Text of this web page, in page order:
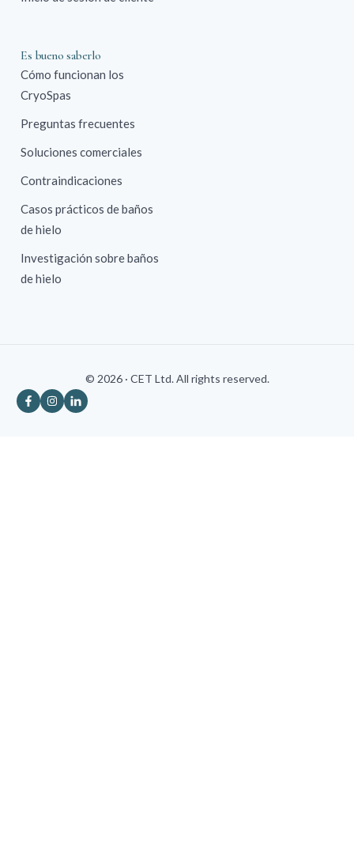
Es bueno saberlo
Cómo funcionan los
CryoSpas
Preguntas frecuentes
Soluciones comerciales
Contraindicaciones
Casos prácticos de baños
de hielo
Investigación sobre baños
de hielo
© 2026 · CET Ltd. All rights reserved.